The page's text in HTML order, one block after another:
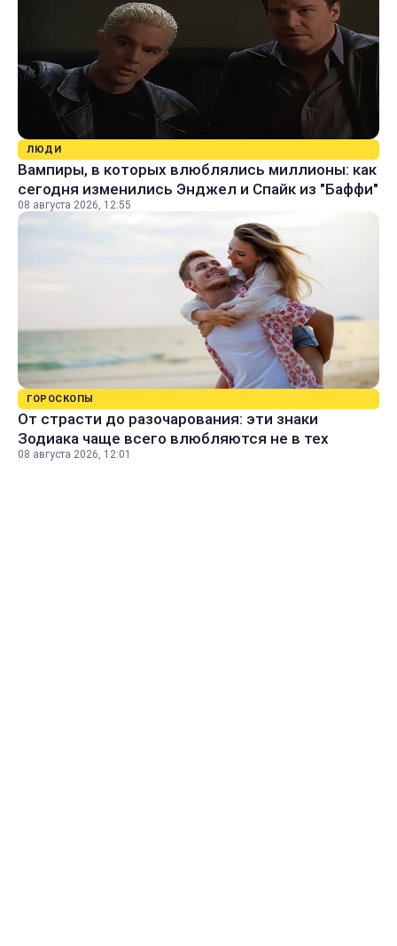
ЛЮДИ
Вампиры, в которых влюблялись миллионы: как
сегодня изменились Энджел и Спайк из "Баффи"
08 августа 2026, 12:55
ГОРОСКОПЫ
От страсти до разочарования: эти знаки
Зодиака чаще всего влюбляются не в тех
08 августа 2026, 12:01